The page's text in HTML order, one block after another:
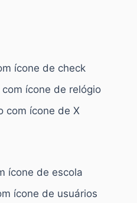
ícone de check
ícone de relógio
com ícone de X
ícone de escola
ícone de usuários